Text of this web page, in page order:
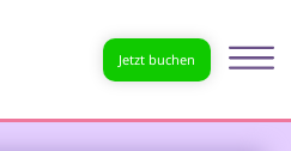
Jetzt buchen